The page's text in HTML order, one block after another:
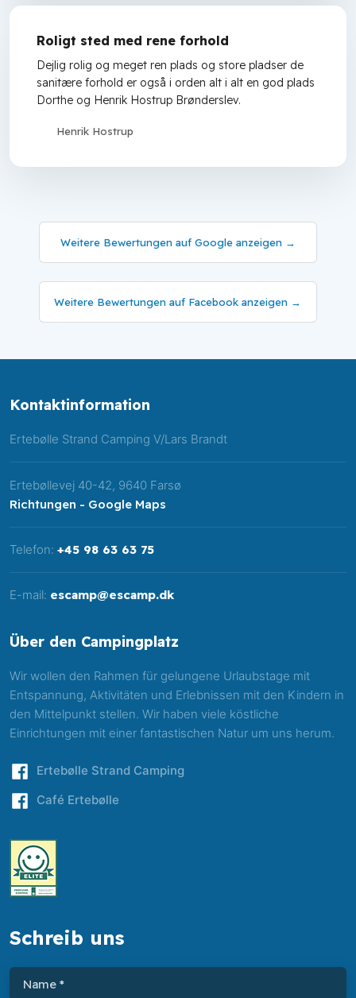
Roligt sted med rene forhold
Dejlig rolig og meget ren plads og store pladser de
sanitære forhold er også i orden alt i alt en god plads
Dorthe og Henrik Hostrup Brønderslev.
Henrik Hostrup
Weitere Bewertungen auf Google anzeigen →
Weitere Bewertungen auf Facebook anzeigen →
Kontakt​information
​Ertebølle Strand Camping V/Lars Brandt​
Ertebøllevej 40-42, 9640 Farsø
Richtungen - Google Maps
Telefon: +45 98 63 63 75
E-mail: escamp@escamp.dk
Über den Campingplatz
Wir wollen den Rahmen für gelungene Urlaubstage mit
Entspannung, Aktivitäten und Erlebnissen mit den Kindern in
den Mittelpunkt stellen. Wir haben viele köstliche
Einrichtungen mit einer fantastischen Natur um uns herum.
​Ertebølle Strand Camping
​Café Ertebølle
Schreib uns